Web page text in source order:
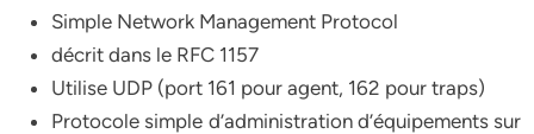
Simple Network Management Protocol
décrit dans le RFC 1157
Utilise UDP (port 161 pour agent, 162 pour traps)
Protocole simple d’administration d’équipements sur